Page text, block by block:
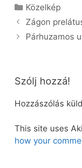
Kategória
Közelkép
Zágon
Párhuzamos
Szólj hozzá!
Hozzászólás
This site uses
how your